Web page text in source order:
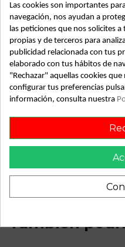
Almacén
SubAlmacén
SubSubAlmacén
ID: 812662
Fecha disponible: 2022-05-
Recambio de polea arbol
| 0.05 - ... referencia OEM
También
Las cookies son importantes
navegación, nos ayudan a
las peticiones que nos solicites
propias y de terceros para
publicidad relacionada con tus
elaborado con tus hábitos de
"Rechazar" aquellas cookies
configurar tus preferencias
información, consulta nuestra